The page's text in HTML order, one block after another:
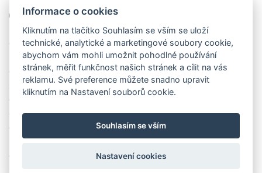
777 780 841
08:00 - 17:00
08:00 - 17:00
08:00 - 17:00
Čt:
08:00 - 17:00
08:00 - 17:00
Informace o cookies
Kliknutím na tlačítko Souhlasím se vším se uloží
technické, analytické a marketingové soubory cookie,
abychom vám mohli umožnit pohodlné používání
stránek, měřit funkčnost našich stránek a cílit na vás
reklamu. Své preference můžete snadno upravit
kliknutím na Nastavení souborů cookie.
Souhlasím se vším
Nastavení cookies